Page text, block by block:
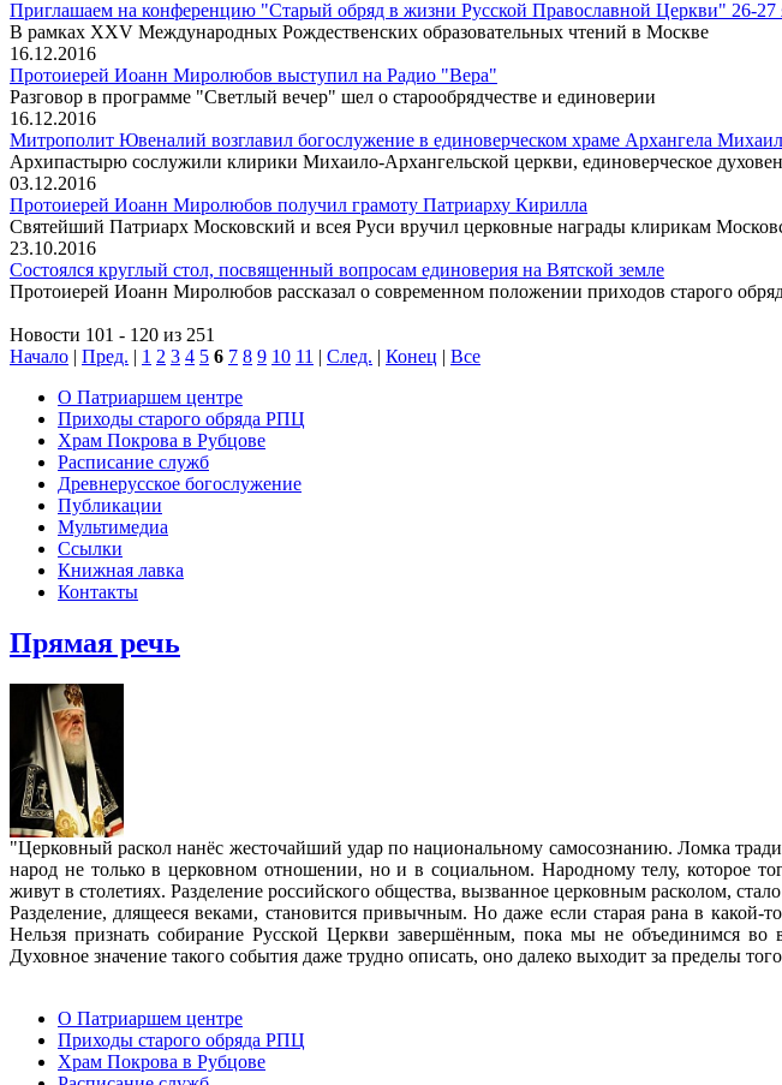
Приглашаем на конференцию "Старый обряд в жизни Русской Православной Церкви" 26-27
В рамках XXV Международных Рождественских образовательных чтений в Москве
16.12.2016
Протоиерей Иоанн Миролюбов выступил на Радио "Вера"
Разговор в программе "Светлый вечер" шел о старообрядчестве и единоверии
16.12.2016
Митрополит Ювеналий возглавил богослужение в единоверческом храме Архангела
Архипастырю сослужили клирики Михаило-Архангельской церкви, единоверческое
03.12.2016
Протоиерей Иоанн Миролюбов получил грамоту Патриарху Кирилла
Святейший Патриарх Московский и всея Руси вручил церковные награды клирикам
23.10.2016
Состоялся круглый стол, посвященный вопросам единоверия на Вятской земле
Протоиерей Иоанн Миролюбов рассказал о современном положении приходов старого
Новости 101 - 120 из 251
Начало | Пред. | 1 2 3 4 5 6 7 8 9 10 11 | След. | Конец | Все
О Патриаршем центре
Приходы старого обряда РПЦ
Храм Покрова в Рубцове
Расписание служб
Древнерусское богослужение
Публикации
Мультимедиа
Ссылки
Книжная лавка
Контакты
Прямая речь
"Церковный раскол нанёс жесточайший удар по национальному самосознанию. Ломка
народ не только в церковном отношении, но и в социальном. Народному телу, которое
живут в столетиях. Разделение российского общества, вызванное церковным расколом,
Разделение, длящееся веками, становится привычным. Но даже если старая рана в какой-
Нельзя признать собирание Русской Церкви завершённым, пока мы не объединимся
Духовное значение такого события даже трудно описать, оно далеко выходит за пределы
О Патриаршем центре
Приходы старого обряда РПЦ
Храм Покрова в Рубцове